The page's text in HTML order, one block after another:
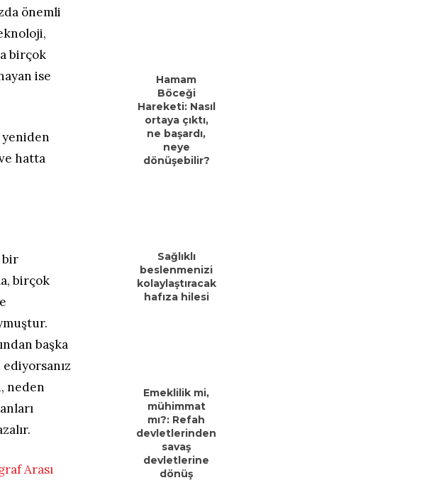
önemli
birçok
ise
yeniden
hatta
bir
birçok
başka
neden
Hamam
Böceği
Hareketi: Nasıl
ortaya çıktı,
ne başardı,
neye
dönüşebilir?
Sağlıklı
beslenmenizi
kolaylaştıracak
hafıza hilesi
Emeklilik mi,
mühimmat
mı?: Refah
devletlerinden
savaş
devletlerine
dönüş